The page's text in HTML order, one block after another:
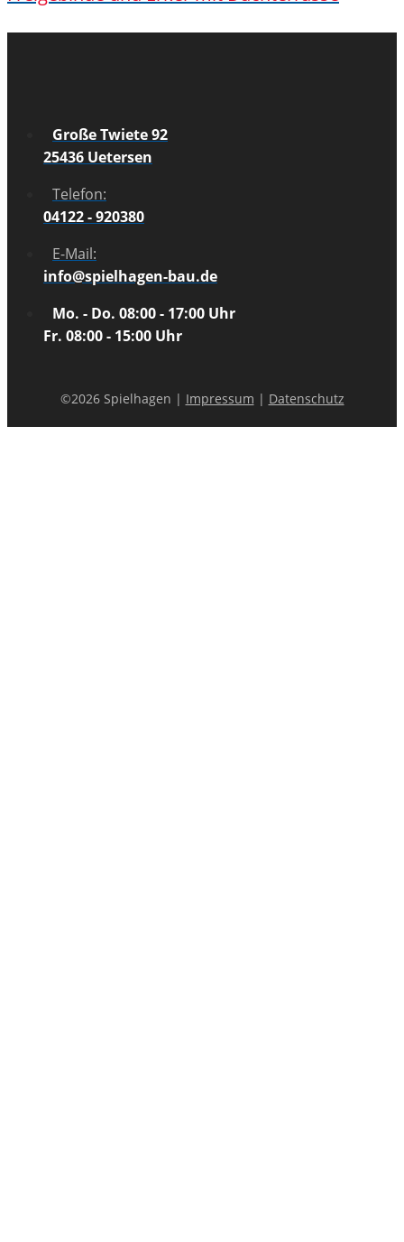
Große Twiete 92
25436 Uetersen
Telefon:
04122 - 920380
E-Mail:
info@spielhagen-bau.de
Mo. - Do. 08:00 - 17:00 Uhr
Fr. 08:00 - 15:00 Uhr
©2026 Spielhagen | Impressum | Datenschutz